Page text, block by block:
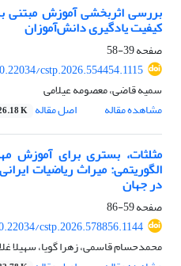
بررسی اثربخشی آموزش مبتنی
کیفیت یادگیری دانش‌آموزان
صفحه39-58
cstp.2026.554454.1115
سمیه قاضی، معصومه عیلامی
مشاهده مقاله
اصل مقاله K
مثلثات، بستری برای آموزش
الگوریتمی: میراث ریاضیات
در جهان
صفحه59-86
cstp.2026.578856.1144
محمدحسام قاسمی، زهرا گویا، سهیلا